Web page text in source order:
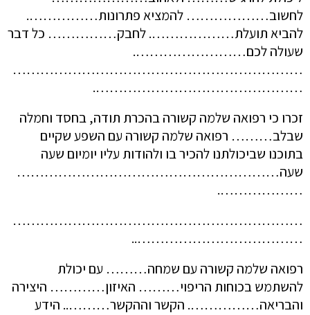
לחשוב……………… להמציא פתרונות…………….
להביא תועלת………………. לחבק…………… כל דבר
שעולה לכם…………………….
………………………………………………………
……………………………………….
זכרו כי רפואה שלמה קשורה בהכרת תודה, בחסד וחמלה
שבלב……… רפואה שלמה קשורה עם השפע שקיים
בתוכנו שביכולתנו להכיר בו ולהודות עליו יומיום שעה
שעה…………………………………………………
……………….
………………………………………………………
………………………………..
רפואה שלמה קשורה עם שמחה……… עם יכולת
להשתמש בכוחות הריפוי……… האיזון………… היצירה
והבריאה……………. הקשר וההקשר……….. הידע